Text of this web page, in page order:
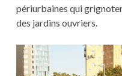
périurbaines qui
des jardins ouvriers.